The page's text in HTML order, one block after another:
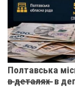
Полтавська
в̶ ̶д̶е̶т̶а̶л̶я̶х̶ ̶ в